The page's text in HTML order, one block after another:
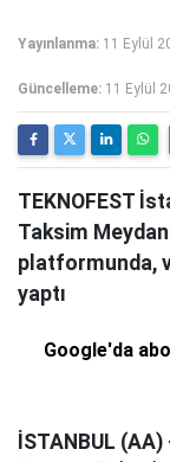
Yayınlanma: 11 Eylül
Güncelleme: 11 Eylül
TEKNOFEST
Taksim
platformunda,
yaptı
Google'da
İSTANBUL (AA)